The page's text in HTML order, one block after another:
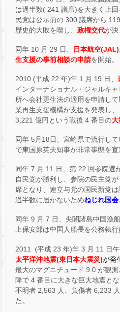
は過半数( 241 議席)を大きく上
民党は公示前の 300 議席から
歴史的大敗を喫し、 政権交代が決
同年 10 月 29 日、 日本航空(JAL)
生支援の事前相談の申請を開始。
2010 (平成 22 年)年 1 月 19 日、
インターナショナル・ジャルキ
所へ会社更生法の適用を申請し
業再生支援機構が支援を発表し
3,221 億円という戦後 4 番目の大
同年 5月18日、宮崎県で流行して
で東国原英夫知事が非常事態を宣
同年 7 月 11 日、第 22 回参院選
自民党が勝利し、参院の民主党
席となり、連立与党の国民新党
過半数に届かないためねじれ国会
同年 9 月 7 日、尖閣諸島中国漁
上保安部は中国人船長を公務執行
2011 (平成 23 年)年 3 月 11 日午
太平洋沖地震(東日本大震災)が発
最大のマグニチュード 9.0 が観
降で 4 番目に大きな巨大地震と
不明者 2,563 人、負傷者 6,233
た。